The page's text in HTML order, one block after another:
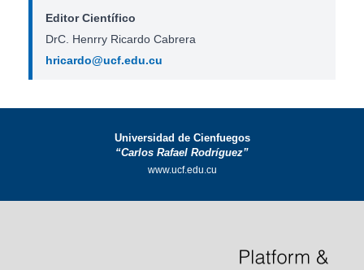
Editor Científico
DrC. Henrry Ricardo Cabrera
hricardo@ucf.edu.cu
Universidad de Cienfuegos
“Carlos Rafael Rodríguez”
www.ucf.edu.cu